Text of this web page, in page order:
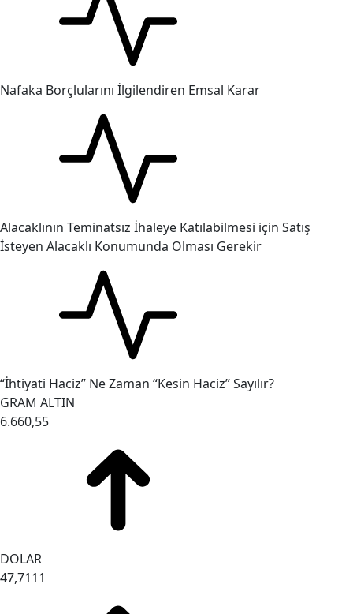
Nafaka Borçlularını İlgilendiren Emsal Karar
Alacaklının Teminatsız İhaleye Katılabilmesi için Satış
İsteyen Alacaklı Konumunda Olması Gerekir
“İhtiyati Haciz” Ne Zaman “Kesin Haciz” Sayılır?
GRAM ALTIN
6.660,55
DOLAR
47,7111